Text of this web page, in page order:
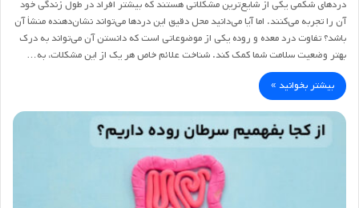
دردهای شکمی یکی از شایع‌ترین مشکلاتی هستند که بیشتر افراد در طول زندگی خود
آن را تجربه می‌کنند. اما آیا می‌دانید محل دقیق این دردها می‌تواند نشان‌دهنده منشأ آن
باشد؟ تفاوت درد معده و روده یکی از موضوعاتی است که دانستن آن می‌تواند به درک
بهتر وضعیت سلامت شما کمک کند. شناخت علائم خاص هر یک از این مشکلات، به…
بیشتر بخوانید »